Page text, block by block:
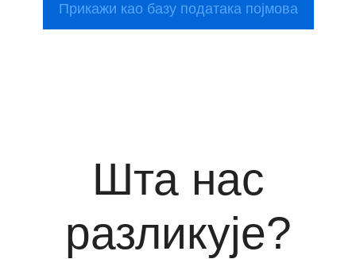
Прикажи као базу података појмова
Шта нас
разликује?